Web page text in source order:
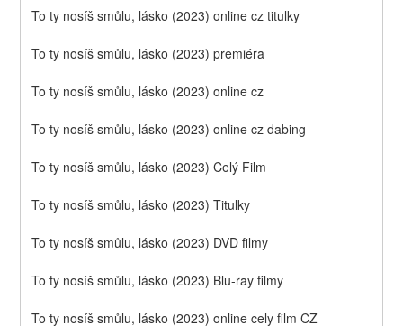
To ty nosíš smůlu, lásko (2023) online cz titulky
To ty nosíš smůlu, lásko (2023) premiéra
To ty nosíš smůlu, lásko (2023) online cz
To ty nosíš smůlu, lásko (2023) online cz dabing
To ty nosíš smůlu, lásko (2023) Celý Film
To ty nosíš smůlu, lásko (2023) Titulky
To ty nosíš smůlu, lásko (2023) DVD filmy
To ty nosíš smůlu, lásko (2023) Blu-ray filmy
To ty nosíš smůlu, lásko (2023) online cely film CZ